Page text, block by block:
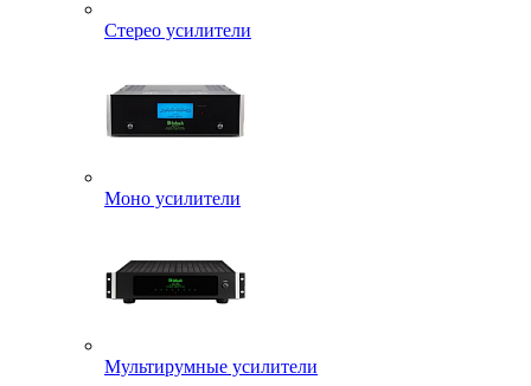
Стерео усилители
Моно усилители
Мультирумные усилители